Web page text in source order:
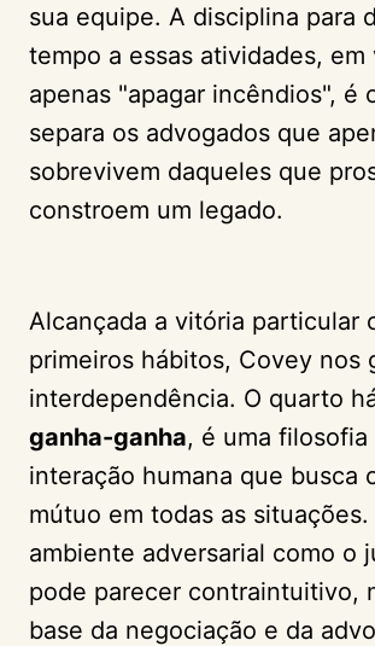
sua equipe. A disciplina para
tempo a essas atividades, em
apenas "apagar incêndios", é
separa os advogados que
sobrevivem daqueles que
constroem um legado.
Alcançada a vitória particular
primeiros hábitos, Covey nos
interdependência. O quarto
ganha-ganha, é uma filosofia
interação humana que busca
mútuo em todas as situações.
ambiente adversarial como o
pode parecer contraintuitivo,
base da negociação e da